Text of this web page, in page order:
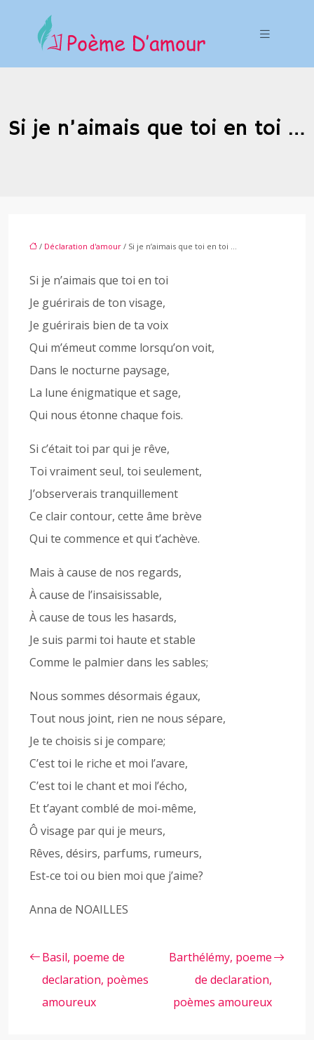
Si je n’aimais que toi en toi …
/ Déclaration d'amour / Si je n’aimais que toi en toi …
Si je n’aimais que toi en toi
Je guérirais de ton visage,
Je guérirais bien de ta voix
Qui m’émeut comme lorsqu’on voit,
Dans le nocturne paysage,
La lune énigmatique et sage,
Qui nous étonne chaque fois.
Si c’était toi par qui je rêve,
Toi vraiment seul, toi seulement,
J’observerais tranquillement
Ce clair contour, cette âme brève
Qui te commence et qui t’achève.
Mais à cause de nos regards,
À cause de l’insaisissable,
À cause de tous les hasards,
Je suis parmi toi haute et stable
Comme le palmier dans les sables;
Nous sommes désormais égaux,
Tout nous joint, rien ne nous sépare,
Je te choisis si je compare;
C’est toi le riche et moi l’avare,
C’est toi le chant et moi l’écho,
Et t’ayant comblé de moi-même,
Ô visage par qui je meurs,
Rêves, désirs, parfums, rumeurs,
Est-ce toi ou bien moi que j’aime?
Anna de NOAILLES
Basil, poeme de
declaration, poèmes
amoureux
Barthélémy, poeme
de declaration,
poèmes amoureux